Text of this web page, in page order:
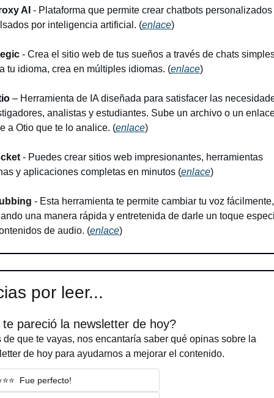
AI - Plataforma que permite crear chatbots personalizados
por inteligencia artificial. (enlace)
- Crea el sitio web de tus sueños a través de chats
tu idioma, crea en múltiples idiomas. (enlace)
– Herramienta de IA diseñada para satisfacer las
analistas y estudiantes. Sube un archivo o un
a Otio que te lo analice. (enlace)
- Puedes crear sitios web impresionantes, herramientas
y aplicaciones completas en minutos (enlace)
- Esta herramienta te permite cambiar tu voz fácilmente,
una manera rápida y entretenida de darle un toque
de audio. (enlace)
por leer...
pareció la newsletter de hoy?
de que te vayas, nos encantaría saber qué opinas sobre la
de hoy para ayudarnos a mejorar el contenido.
Fue perfecto!